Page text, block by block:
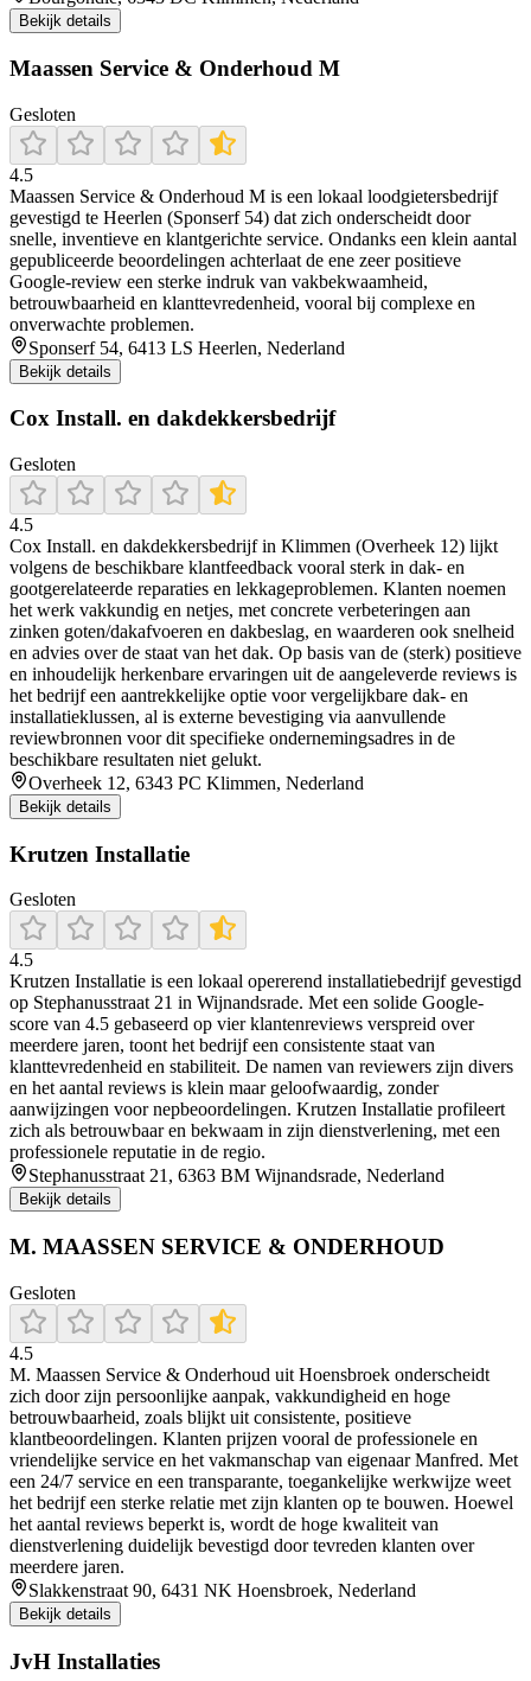
Bekijk details
Maassen Service & Onderhoud M
Gesloten
4.5
Maassen Service & Onderhoud M is een lokaal loodgietersbedrijf
gevestigd te Heerlen (Sponserf 54) dat zich onderscheidt door
snelle, inventieve en klantgerichte service. Ondanks een klein aantal
gepubliceerde beoordelingen achterlaat de ene zeer positieve
Google-review een sterke indruk van vakbekwaamheid,
betrouwbaarheid en klanttevredenheid, vooral bij complexe en
onverwachte problemen.
Sponserf 54, 6413 LS Heerlen, Nederland
Bekijk details
Cox Install. en dakdekkersbedrijf
Gesloten
4.5
Cox Install. en dakdekkersbedrijf in Klimmen (Overheek 12) lijkt
volgens de beschikbare klantfeedback vooral sterk in dak- en
gootgerelateerde reparaties en lekkageproblemen. Klanten noemen
het werk vakkundig en netjes, met concrete verbeteringen aan
zinken goten/dakafvoeren en dakbeslag, en waarderen ook snelheid
en advies over de staat van het dak. Op basis van de (sterk) positieve
en inhoudelijk herkenbare ervaringen uit de aangeleverde reviews is
het bedrijf een aantrekkelijke optie voor vergelijkbare dak- en
installatieklussen, al is externe bevestiging via aanvullende
reviewbronnen voor dit specifieke ondernemingsadres in de
beschikbare resultaten niet gelukt.
Overheek 12, 6343 PC Klimmen, Nederland
Bekijk details
Krutzen Installatie
Gesloten
4.5
Krutzen Installatie is een lokaal opererend installatiebedrijf gevestigd
op Stephanusstraat 21 in Wijnandsrade. Met een solide Google-
score van 4.5 gebaseerd op vier klantenreviews verspreid over
meerdere jaren, toont het bedrijf een consistente staat van
klanttevredenheid en stabiliteit. De namen van reviewers zijn divers
en het aantal reviews is klein maar geloofwaardig, zonder
aanwijzingen voor nepbeoordelingen. Krutzen Installatie profileert
zich als betrouwbaar en bekwaam in zijn dienstverlening, met een
professionele reputatie in de regio.
Stephanusstraat 21, 6363 BM Wijnandsrade, Nederland
Bekijk details
M. MAASSEN SERVICE & ONDERHOUD
Gesloten
4.5
M. Maassen Service & Onderhoud uit Hoensbroek onderscheidt
zich door zijn persoonlijke aanpak, vakkundigheid en hoge
betrouwbaarheid, zoals blijkt uit consistente, positieve
klantbeoordelingen. Klanten prijzen vooral de professionele en
vriendelijke service en het vakmanschap van eigenaar Manfred. Met
een 24/7 service en een transparante, toegankelijke werkwijze weet
het bedrijf een sterke relatie met zijn klanten op te bouwen. Hoewel
het aantal reviews beperkt is, wordt de hoge kwaliteit van
dienstverlening duidelijk bevestigd door tevreden klanten over
meerdere jaren.
Slakkenstraat 90, 6431 NK Hoensbroek, Nederland
Bekijk details
JvH Installaties